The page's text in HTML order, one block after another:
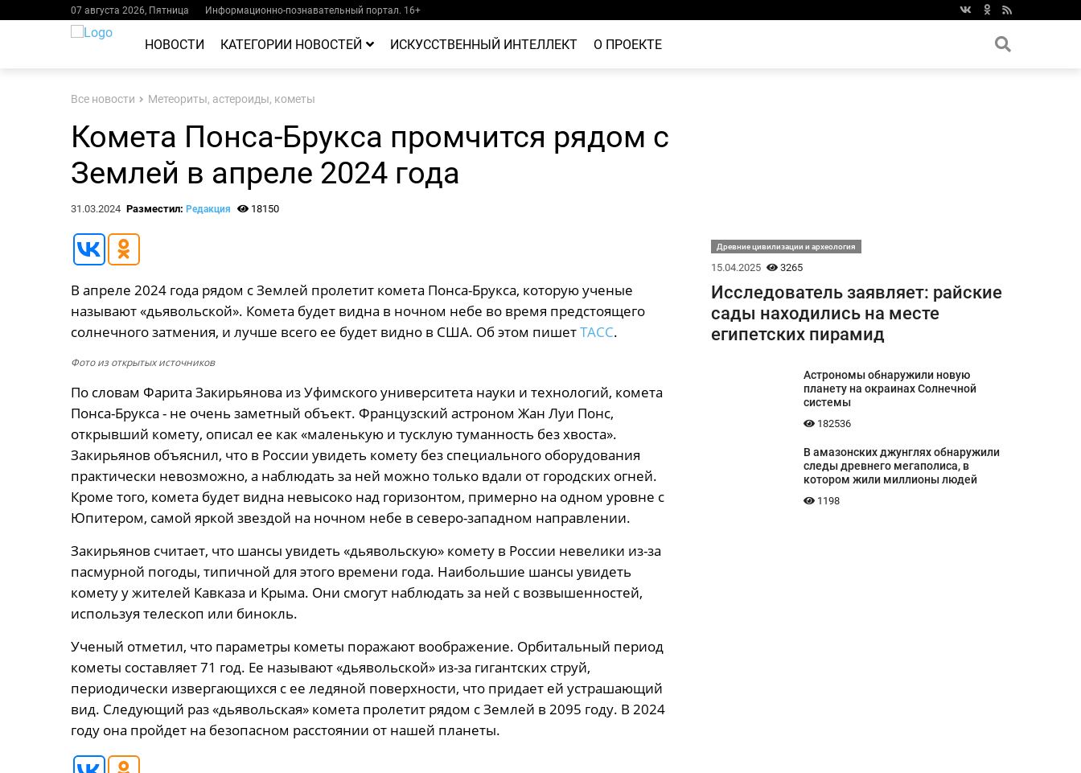
07 августа 2026, Пятница Информационно-познавательный портал. 16+
НОВОСТИ КАТЕГОРИИ НОВОСТЕЙ ИСКУССТВЕННЫЙ ИНТЕЛЛЕКТ О ПРОЕКТЕ
Все новости Метеориты, астероиды, кометы
Комета Понса-Брукса промчится рядом с
Землей в апреле 2024 года
31.03.2024 Разместил: Редакция 18150
В апреле 2024 года рядом с Землей пролетит комета Понса-Брукса, которую ученые
называют «дьявольской». Комета будет видна в ночном небе во время предстоящего
солнечного затмения, и лучше всего ее будет видно в США. Об этом пишетТАСС.
Фото из открытых источников
По словам Фарита Закирьянова из Уфимского университета науки и технологий, комета
Понса-Брукса - не очень заметный объект. Французский астроном Жан Луи Понс,
открывший комету, описал ее как «маленькую и тусклую туманность без хвоста».
Закирьянов объяснил, что в России увидеть комету без специального оборудования
практически невозможно, а наблюдать за ней можно только вдали от городских огней.
Кроме того, комета будет видна невысоко над горизонтом, примерно на одном уровне с
Юпитером, самой яркой звездой на ночном небе в северо-западном направлении.
Закирьянов считает, что шансы увидеть «дьявольскую» комету в России невелики из-за
пасмурной погоды, типичной для этого времени года. Наибольшие шансы увидеть
комету у жителей Кавказа и Крыма. Они смогут наблюдать за ней с возвышенностей,
используя телескоп или бинокль.
Ученый отметил, что параметры кометы поражают воображение. Орбитальный период
кометы составляет 71 год. Ее называют «дьявольской» из-за гигантских струй,
периодически извергающихся с ее ледяной поверхности, что придает ей устрашающий
вид. Следующий раз «дьявольская» комета пролетит рядом с Землей в 2095 году. В 2024
году она пройдет на безопасном расстоянии от нашей планеты.
Древние цивилизации и археология
15.04.2025 3265
Исследователь заявляет: райские
сады находились на месте
египетских пирамид
Астрономы обнаружили новую
планету на окраинах Солнечной
системы
182536
В амазонских джунглях обнаружили
следы древнего мегаполиса, в
котором жили миллионы людей
1198